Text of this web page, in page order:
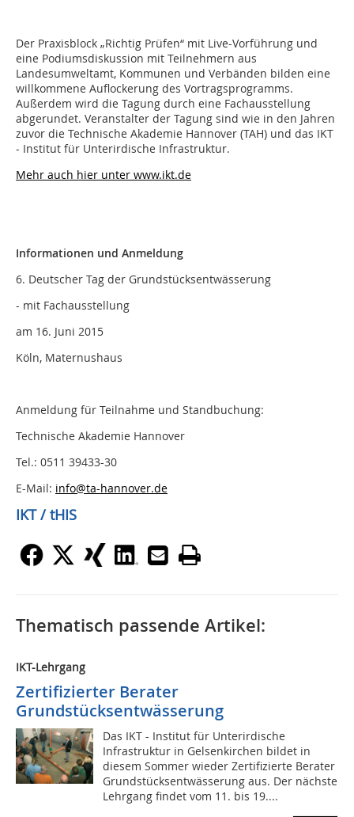
Der Praxisblock „Richtig Prüfen“ mit Live-Vorführung und
eine Podiumsdiskussion mit Teilnehmern aus
Landesumweltamt, Kommunen und Verbänden bilden eine
willkommene Auflockerung des Vortragsprogramms.
Außerdem wird die Tagung durch eine Fachausstellung
abgerundet. Veranstalter der Tagung sind wie in den Jahren
zuvor die Technische Akademie Hannover (TAH) und das IKT
- Institut für Unterirdische Infrastruktur.
Mehr auch hier unter www.ikt.de
Informationen und Anmeldung
6. Deutscher Tag der Grundstücksentwässerung
- mit Fachausstellung
am 16. Juni 2015
Köln, Maternushaus
Anmeldung für Teilnahme und Standbuchung:
Technische Akademie Hannover
Tel.: 0511 39433-30
E-Mail: info@ta-hannover.de
IKT / tHIS
Thematisch passende Artikel:
IKT-Lehrgang
Zertifizierter Berater
Grundstücksentwässerung
Das IKT - Institut für Unterirdische
Infrastruktur in Gelsenkirchen bildet in
diesem Sommer wieder Zertifizierte Berater
Grundstücksentwässerung aus. Der nächste
Lehrgang findet vom 11. bis 19....